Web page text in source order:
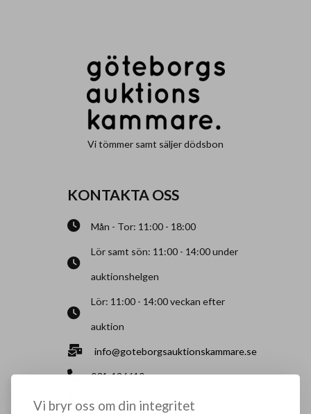
Vi bryr oss om din integritet
Vi tömmer samt säljer dödsbon
KONTAKTA OSS
Mån - Tor: 11:00 - 18:00
Lör samt sön: 11:00 - 14:00 under
auktionshelgen
Lör: 11:00 - 14:00 veckan efter
auktion
info@goteborgsauktionskammare.se
031-126610
Sisjö Kullegata 6, 436 32 Askim